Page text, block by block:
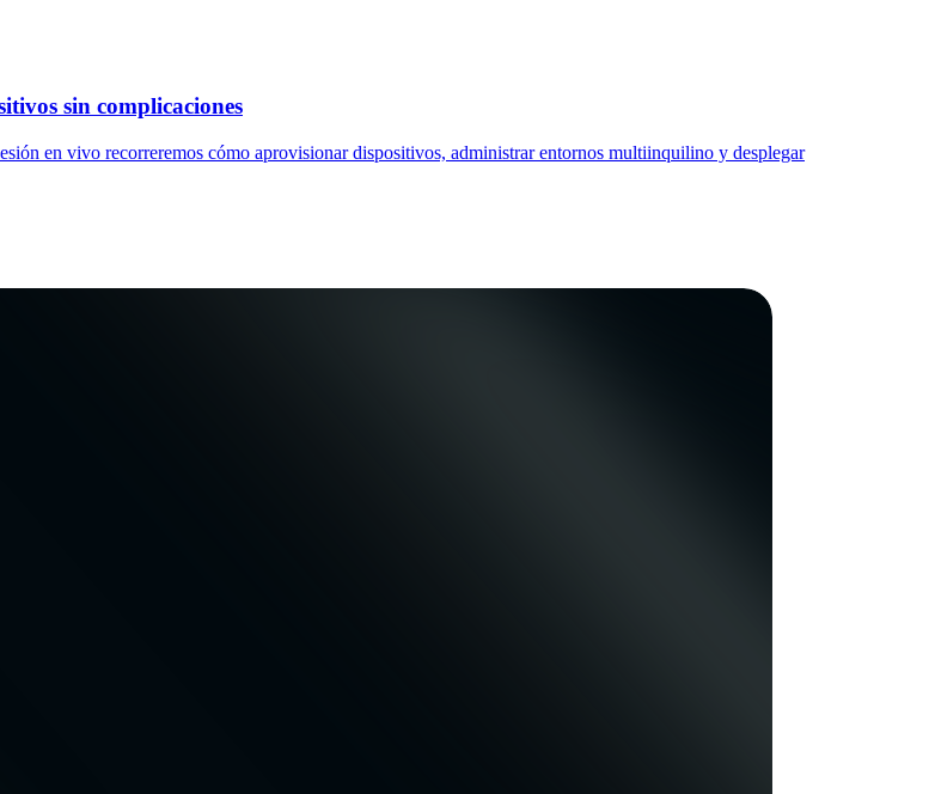
sin complicaciones
en vivo recorreremos cómo aprovisionar dispositivos, administrar entornos multiinquilino y desplegar